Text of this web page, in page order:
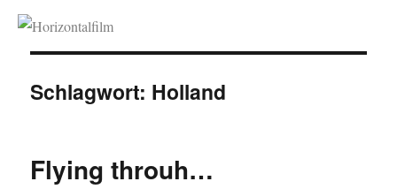
Horizontalfilm
Schlagwort: Holland
Flying throuh…